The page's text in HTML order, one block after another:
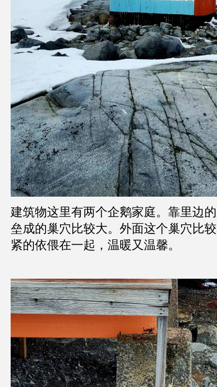
建筑物这里有两个企鹅家庭。靠里边
垒成的巢穴比较大。外面这个巢穴比
紧的依偎在一起，温暖又温馨。